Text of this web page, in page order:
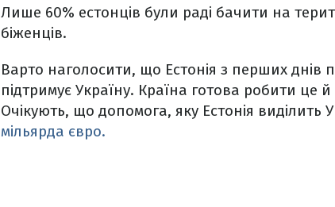
Лише 60% естонців були раді бачити на
біженців.
Варто наголосити, що Естонія з перших
підтримує Україну. Країна готова робити це
Очікують, що допомога, яку Естонія виділить
мільярда євро.